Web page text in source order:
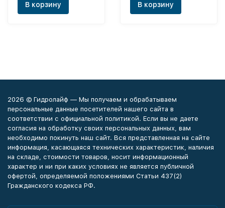
В корзину В корзину
2026 © Гидролайф — Мы получаем и обрабатываем
персональные данные посетителей нашего сайта в
соответствии с официальной политикой. Если вы не даете
согласия на обработку своих персональных данных, вам
необходимо покинуть наш сайт. Вся представленная на сайте
информация, касающаяся технических характеристик, наличия
на складе, стоимости товаров, носит информационный
характер и ни при каких условиях не является публичной
офертой, определяемой положениями Статьи 437(2)
Гражданского кодекса РФ.